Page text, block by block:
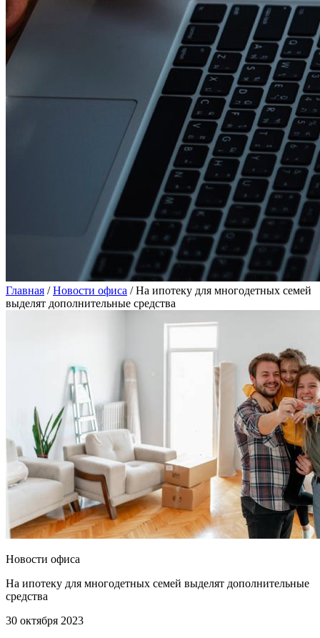
Главная /Новости офиса /На ипотеку для многодетных семей
выделят дополнительные средства
Новости офиса
На ипотеку для многодетных семей выделят дополнительные
средства
30 октября 2023